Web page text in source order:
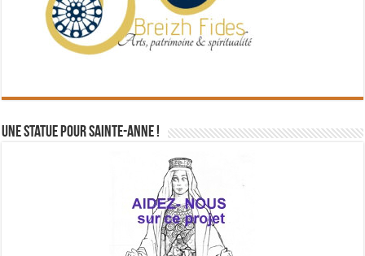
Une statue pour Sainte-Anne !